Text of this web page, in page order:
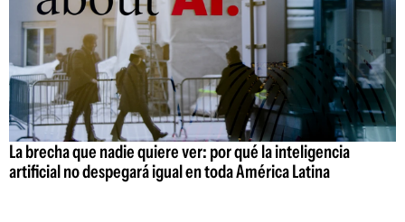
La brecha que nadie quiere ver: por qué la inteligencia
artificial no despegará igual en toda América Latina